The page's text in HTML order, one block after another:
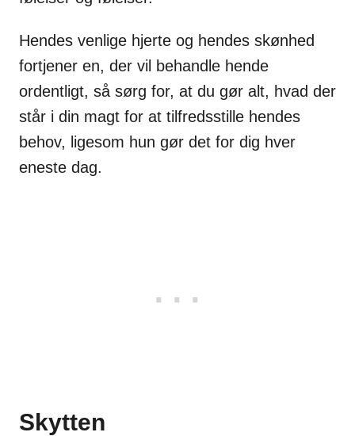
Hendes venlige hjerte og hendes skønhed
fortjener en, der vil behandle hende
ordentligt, så sørg for, at du gør alt, hvad der
står i din magt for at tilfredsstille hendes
behov, ligesom hun gør det for dig hver
eneste dag.
Skytten